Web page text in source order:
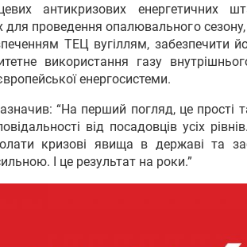
антикризових енергетичних
для проведення опалювального
ТЕЦ вугіллям, забезпечити
використання газу
енергосистеми.
“На перший погляд, це прості
від посадовців усіх
кризові явища в державі та
І це результат на роки.”